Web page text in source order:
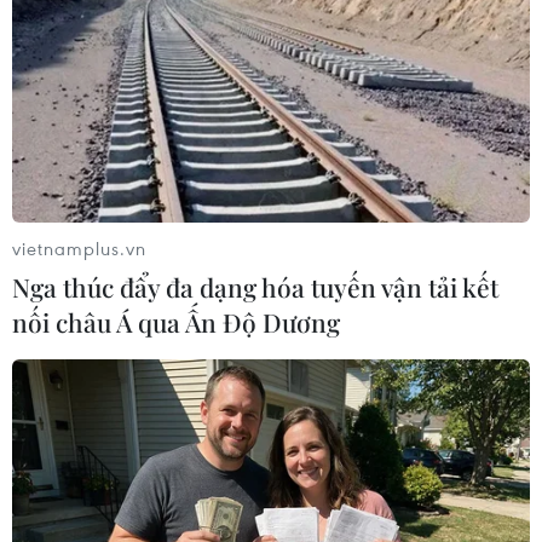
Phó Chủ tịch nước Đặng Thị Ngọc Thịnh
thăm gia đình người có công
24/07/2019 11:34
Tại các gia đình đến thăm, Phó Chủ tịch nước đã ân
cần thăm hỏi, động viên và gửi lời chúc tốt đẹp tới các
gia đình chính sách, người có công.
vietnamplus.vn
Nga thúc đẩy đa dạng hóa tuyến vận tải kết
nối châu Á qua Ấn Độ Dương